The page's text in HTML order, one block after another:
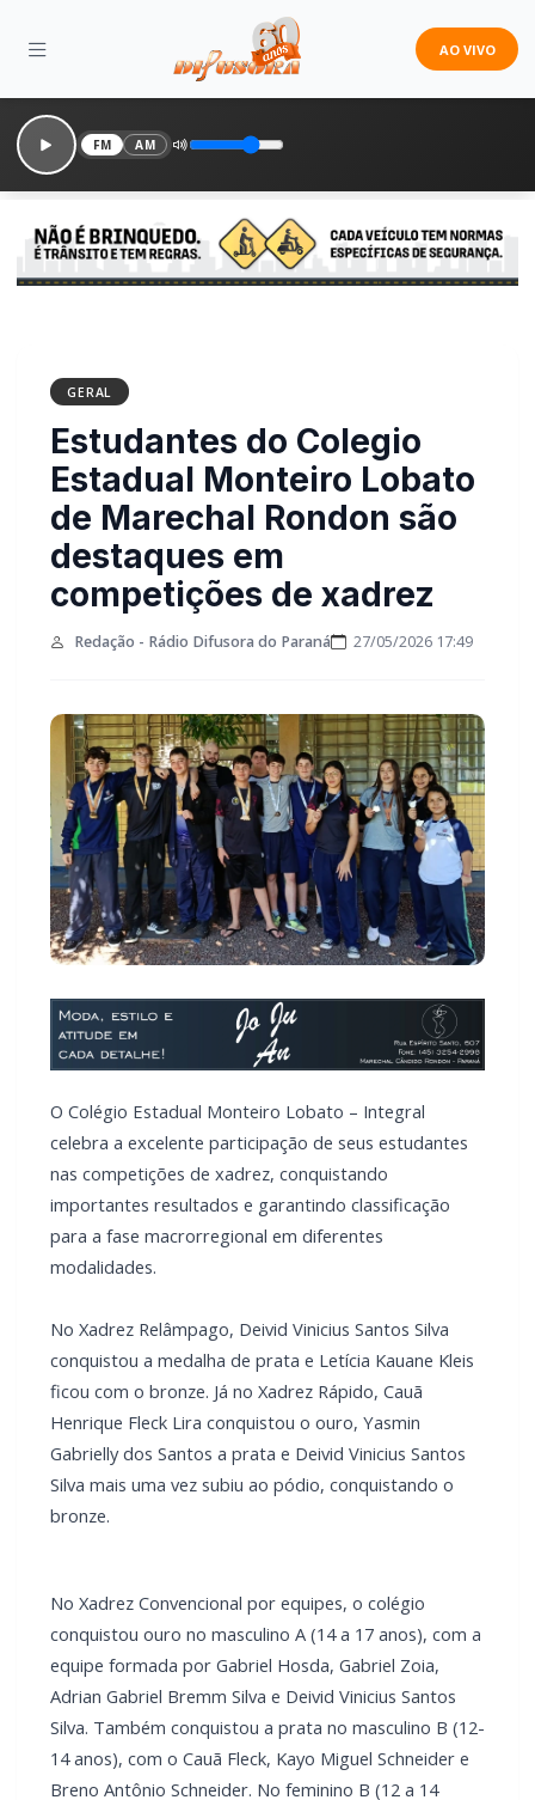
AO VIVO
FM AM
GERAL
Estudantes do Colegio
Estadual Monteiro Lobato
de Marechal Rondon são
destaques em
competições de xadrez
Redação - Rádio Difusora do Paraná 27/05/2026 17:49
O Colégio Estadual Monteiro Lobato – Integral
celebra a excelente participação de seus estudantes
nas competições de xadrez, conquistando
importantes resultados e garantindo classificação
para a fase macrorregional em diferentes
modalidades.
No Xadrez Relâmpago, Deivid Vinicius Santos Silva
conquistou a medalha de prata e Letícia Kauane Kleis
Henrique Fleck Lira conquistou o ouro, Yasmin
Gabrielly dos Santos a prata e Deivid Vinicius Santos
Silva mais uma vez subiu ao pódio, conquistando o
bronze.
No Xadrez Convencional por equipes, o colégio
Adrian Gabriel Bremm Silva e Deivid Vinicius Santos
Silva. Também conquistou a prata no masculino B (12-
14 anos), com o Cauã Fleck, Kayo Miguel Schneider e
Breno Antônio Schneider. No feminino B (12 a 14
anos), a equipe composta por Letícia Kauane Kleis,
Kamily Bremm da Silva e Maria Cecília Ribeiro
conquistou a medalha de prata.